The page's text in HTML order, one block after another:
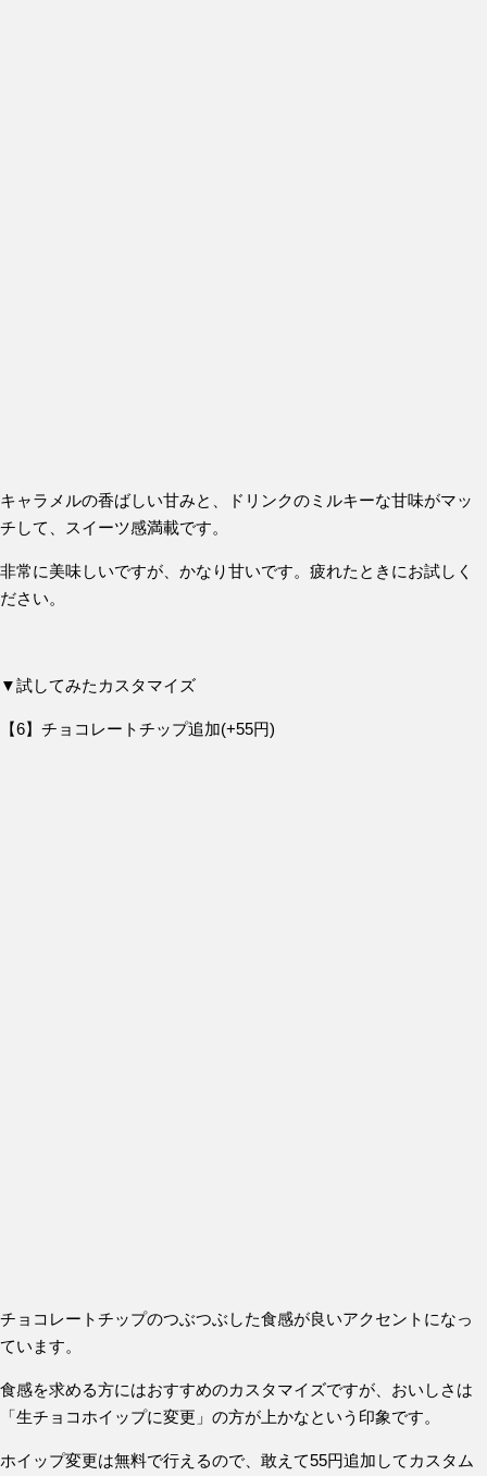
キャラメルの香ばしい甘みと、ドリンクのミルキーな甘味がマッ
チして、スイーツ感満載です。
非常に美味しいですが、かなり甘いです。疲れたときにお試しく
ださい。
▼試してみたカスタマイズ
【6】チョコレートチップ追加(+55円)
チョコレートチップのつぶつぶした食感が良いアクセントになっ
ています。
食感を求める方にはおすすめのカスタマイズですが、おいしさは
「生チョコホイップに変更」の方が上かなという印象です。
ホイップ変更は無料で行えるので、敢えて55円追加してカスタム